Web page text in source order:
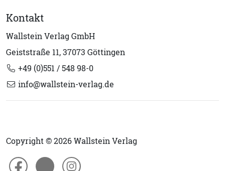
Kontakt
Wallstein Verlag GmbH
Geiststraße 11, 37073 Göttingen
+49 (0)551 / 548 98-0
info@wallstein-verlag.de
Copyright © 2026 Wallstein Verlag